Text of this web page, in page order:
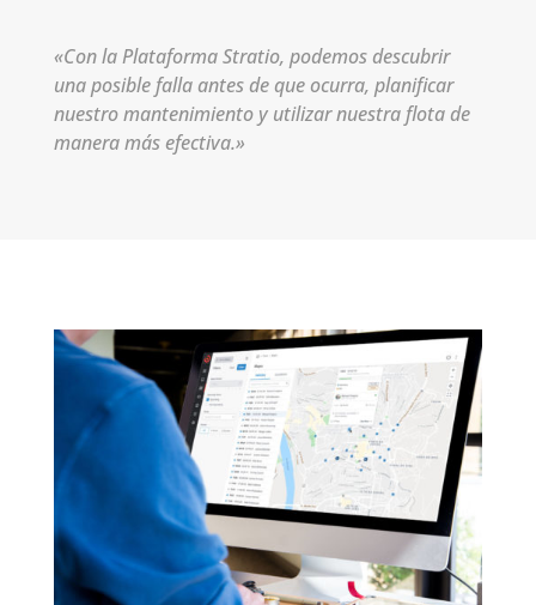
«Con la Plataforma Stratio, podemos descubrir
una posible falla antes de que ocurra, planificar
nuestro mantenimiento y utilizar nuestra flota de
manera más efectiva.»